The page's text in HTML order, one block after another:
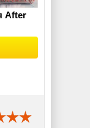
After